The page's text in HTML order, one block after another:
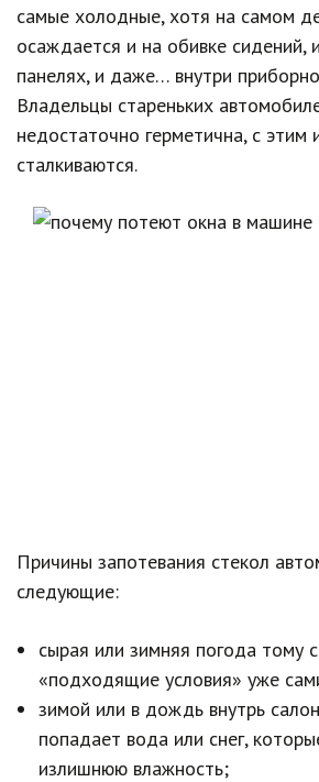
самые холодные, хотя на самом
осаждается и на обивке сидений,
панелях, и даже… внутри
Владельцы стареньких
недостаточно герметична, с этим
сталкиваются.
Причины запотевания стекол
следующие:
сырая или зимняя погода тому
«подходящие условия» уже
зимой или в дождь внутрь
попадает вода или снег,
излишнюю влажность;